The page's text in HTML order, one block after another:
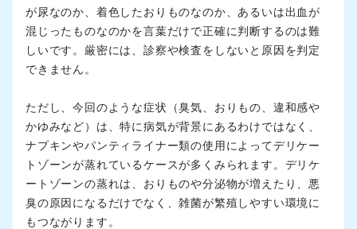
が尿なのか、着色したおりものなのか、あるいは出血が
混じったものなのかを言葉だけで正確に判断するのは難
しいです。厳密には、診察や検査をしないと原因を判定
できません。
ただし、今回のような症状（臭気、おりもの、違和感や
かゆみなど）は、特に病気が背景にあるわけではなく、
ナプキンやパンティライナー類の使用によってデリケー
トゾーンが蒸れているケースが多くみられます。デリケ
ートゾーンの蒸れは、おりものや分泌物が増えたり、悪
臭の原因になるだけでなく、雑菌が繁殖しやすい環境に
もつながります。